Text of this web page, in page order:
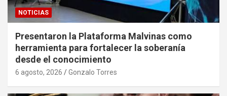
NOTICIAS
Presentaron la Plataforma Malvinas como
herramienta para fortalecer la soberanía
desde el conocimiento
6 agosto, 2026 Gonzalo Torres